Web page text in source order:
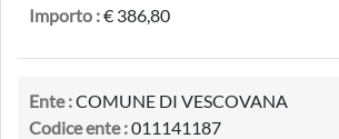
Importo :€ 386,80
Ente :COMUNE DI VESCOVANA
Codice ente :011141187